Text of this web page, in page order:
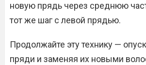
новую прядь через среднюю
тот же шаг с левой прядью.
Продолжайте эту технику —
пряди и заменяя их новыми